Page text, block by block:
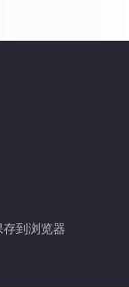
存到浏览器